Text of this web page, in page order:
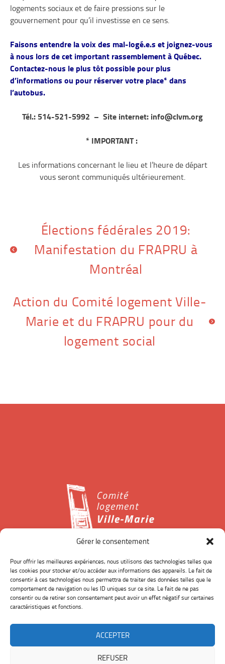
Gérer le consentement
Pour offrir les meilleures expériences, nous utilisons des technologies telles que
les cookies pour stocker et/ou accéder aux informations des appareils. Le fait de
consentir à ces technologies nous permettra de traiter des données telles que le
comportement de navigation ou les ID uniques sur ce site. Le fait de ne pas
consentir ou de retirer son consentement peut avoir un effet négatif sur certaines
caractéristiques et fonctions.
ACCEPTER
REFUSER
logements sociaux etde faire pressions sur le
gouvernement pour qu’il investisse en ce sens.
Faisons entendre la voix des mal-logé.e.s et joignez-vous
à nous lors de cet important rassemblement à Québec.
Contactez-nous le plus tôt possible pour plus
d’informations ou pour réserver votre place* dans
l’autobus.
Tél.: 514-521-5992 – Site internet: info@clvm.org
* IMPORTANT :
Les informations concernant le lieu et l’heure de départ
vous seront communiqués ultérieurement.
Navigation
de
Élections fédérales 2019:
Manifestation du FRAPRU à
Montréal
Action du Comité logement Ville-
Marie et du FRAPRU pour du
logement social
Le Comité logement Ville-Marie est un organisme à but
non-lucratif de défense des droits des locataires qui
intervient sur le territoire l’arrondissement de Ville-Marie,
dans le centre-ville de Montréal.
Organisme autonome et démocratique, le Comité logement
fonctionne d’abord et avant tout grâce à l’engagement et à
la participation de ses membres.